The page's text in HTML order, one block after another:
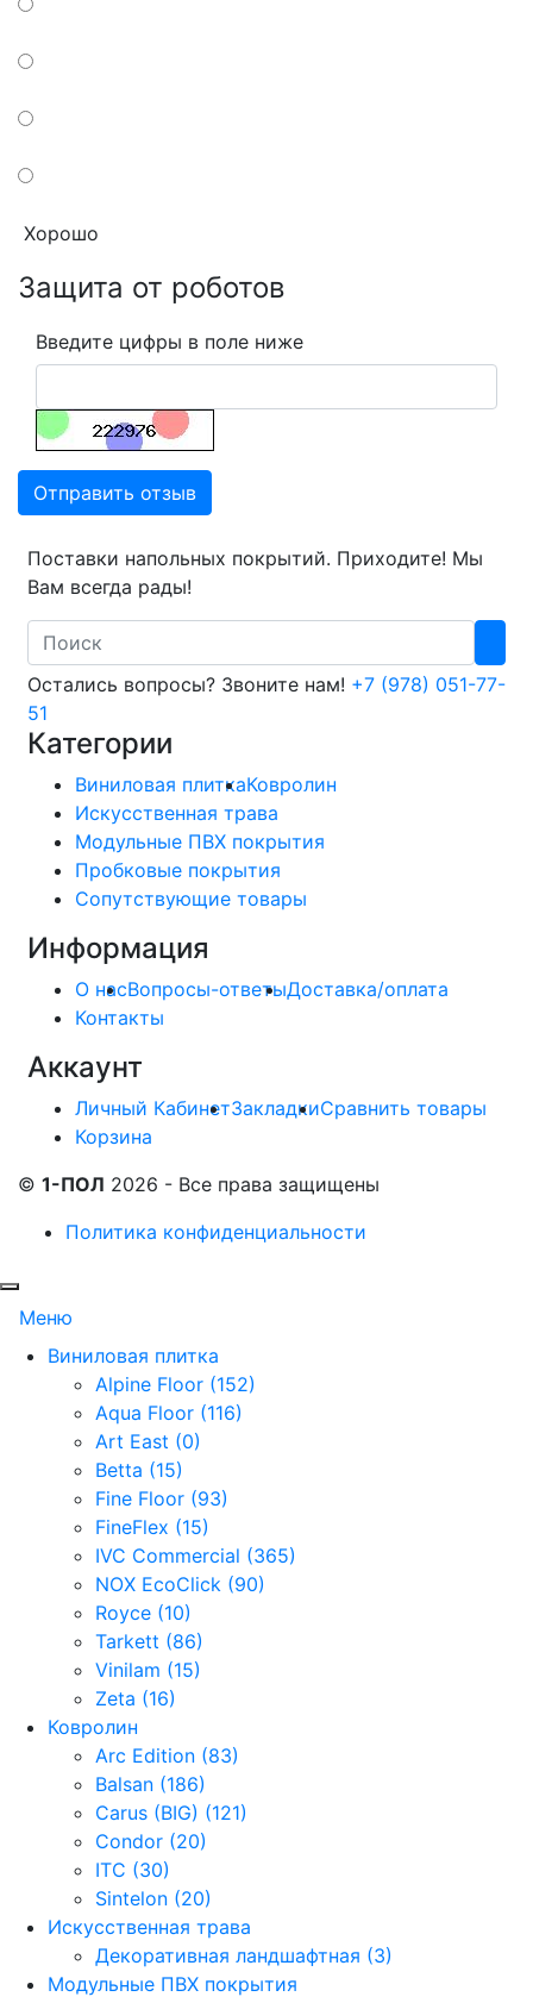
Хорошо
Защита от роботов
Введите цифры в поле ниже
Отправить отзыв
Поставки напольных покрытий. Приходите! Мы
Вам всегда рады!
Search
Остались вопросы? Звоните нам! +7 (978) 051-77-
51
Категории
Виниловая плиткаКовролин
Искусственная трава
Модульные ПВХ покрытия
Пробковые покрытия
Сопутствующие товары
Информация
О насВопросы-ответыДоставка/оплата
Контакты
Аккаунт
Личный КабинетЗакладкиСравнить товары
Корзина
© 1-ПОЛ 2026 - Все права защищены
Политика конфиденциальности
Меню
Виниловая плитка
Alpine Floor (152)
Aqua Floor (116)
Art East (0)
Betta (15)
Fine Floor (93)
FineFlex (15)
IVC Commercial (365)
NOX EcoClick (90)
Royce (10)
Tarkett (86)
Vinilam (15)
Zeta (16)
Ковролин
Arc Edition (83)
Balsan (186)
Carus (BIG) (121)
Condor (20)
ITC (30)
Sintelon (20)
Искусственная трава
Декоративная ландшафтная (3)
Модульные ПВХ покрытия